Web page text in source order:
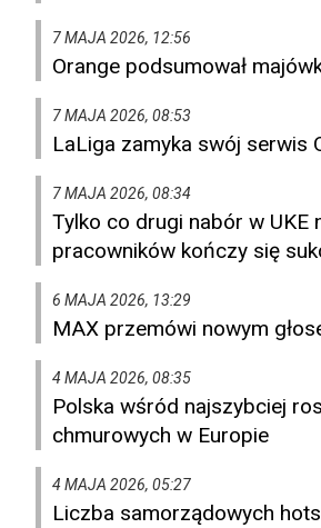
7 MAJA 2026, 12:56
Orange podsumował
7 MAJA 2026, 08:53
LaLiga zamyka swój serwis
7 MAJA 2026, 08:34
Tylko co drugi nabór w UKE
pracowników kończy się
6 MAJA 2026, 13:29
MAX przemówi nowym
4 MAJA 2026, 08:35
Polska wśród najszybciej
chmurowych w Europie
4 MAJA 2026, 05:27
Liczba samorządowych